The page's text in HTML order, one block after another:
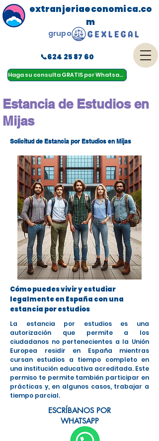
Haga su consulta GRATIS por Whatsapp
menu
extranjeriaeconomica.co
m
📞624 25 87 60
grupo
Estancia de Estudios en
Mijas
Solicitud de Estancia por Estudios en Mijas
Cómo puedes vivir y estudiar
legalmente en España con una
estancia por estudios
La estancia por estudios es una
autorización que permite a los
ciudadanos no pertenecientes a la Unión
Europea residir en España mientras
cursan estudios a tiempo completo en
una institución educativa acreditada. Este
permiso te permite también participar en
prácticas y, en algunos casos, trabajar a
tiempo parcial.
ESCRÍBANOS POR
WHATSAPP